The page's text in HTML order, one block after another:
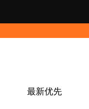
最新优先